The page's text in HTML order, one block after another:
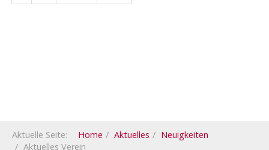
Aktuelle Seite: Home Aktuelles
Neuigkeiten
Aktuelles Verein